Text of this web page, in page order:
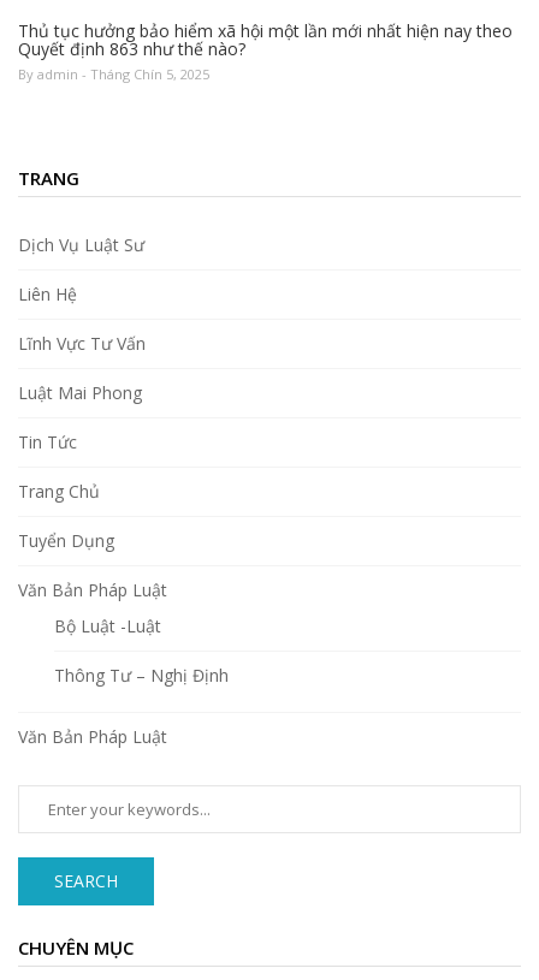
Thủ tục hưởng bảo hiểm xã hội một lần mới nhất hiện nay theo
Quyết định 863 như thế nào?
By admin - Tháng Chín 5, 2025
TRANG
Dịch Vụ Luật Sư
Liên Hệ
Lĩnh Vực Tư Vấn
Luật Mai Phong
Tin Tức
Trang Chủ
Tuyển Dụng
Văn Bản Pháp Luật
Bộ Luật -Luật
Thông Tư – Nghị Định
Văn Bản Pháp Luật
SEARCH
CHUYÊN MỤC